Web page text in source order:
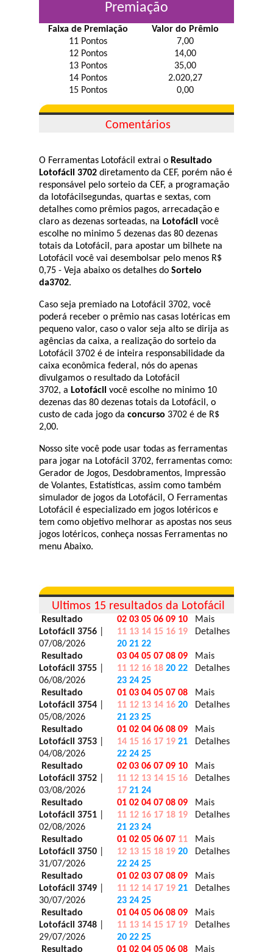
Premiação
Faixa de Premiação
Valor do Prêmio
11 Pontos
7,00
12 Pontos
14,00
13 Pontos
35,00
14 Pontos
2.020,27
15 Pontos
0,00
Comentários
O Ferramentas Lotofácil extrai o Resultado
Lotofácil 3702 diretamento da CEF, porém não é
responsável pelo sorteio da CEF, a programação
da lotofácilsegundas, quartas e sextas, com
detalhes como prêmios pagos, arrecadação e
claro as dezenas sorteadas, na Lotofácil você
escolhe no minimo 5 dezenas das 80 dezenas
totais da Lotofácil, para apostar um bilhete na
Lotofácil você vai desembolsar pelo menos R$
0,75 - Veja abaixo os detalhes do Sorteio
da3702.
Caso seja premiado na Lotofácil 3702, você
poderá receber o prêmio nas casas lotéricas em
pequeno valor, caso o valor seja alto se dirija as
agências da caixa, a realização do sorteio da
Lotofácil 3702 é de inteira responsabilidade da
caixa econômica federal, nós do apenas
divulgamos o resultado da Lotofácil
3702, a Lotofácil você escolhe no minimo 10
dezenas das 80 dezenas totais da Lotofácil, o
custo de cada jogo da concurso 3702 é de R$
2,00.
Nosso site você pode usar todas as ferramentas
para jogar na Lotofácil 3702, ferramentas como:
Gerador de Jogos, Desdobramentos, Impressão
de Volantes, Estatísticas, assim como também
simulador de jogos da Lotofácil, O Ferramentas
Lotofácil é especializado em jogos lotéricos e
tem como objetivo melhorar as apostas nos seus
jogos lotéricos, conheça nossas Ferramentas no
menu Abaixo.
Ultimos 15 resultados da Lotofácil
Resultado
Lotofácil 3756
07/08/2026
02 03 05 06 09 10
11 13 14 15 16 19
20 21 22
Mais
Detalhes
Resultado
Lotofácil 3755
06/08/2026
03 04 05 07 08 09
11 12 16 18 20 22
23 24 25
Mais
Detalhes
Resultado
Lotofácil 3754
05/08/2026
01 03 04 05 07 08
11 12 13 14 16 20
21 23 25
Mais
Detalhes
Resultado
Lotofácil 3753
04/08/2026
01 02 04 06 08 09
14 15 16 17 19 21
22 24 25
Mais
Detalhes
Resultado
Lotofácil 3752
03/08/2026
02 03 06 07 09 10
11 12 13 14 15 16
17 21 24
Mais
Detalhes
Resultado
Lotofácil 3751
02/08/2026
01 02 04 07 08 09
11 12 16 17 18 19
21 23 24
Mais
Detalhes
Resultado
Lotofácil 3750
31/07/2026
01 02 05 06 07 11
12 13 15 18 19 20
22 24 25
Mais
Detalhes
Resultado
Lotofácil 3749
30/07/2026
01 02 03 07 08 09
11 12 14 17 19 21
23 24 25
Mais
Detalhes
Resultado
Lotofácil 3748
29/07/2026
01 04 05 06 08 09
11 13 14 15 17 19
20 22 25
Mais
Detalhes
Resultado 01 02 04 05 06 08 Mais